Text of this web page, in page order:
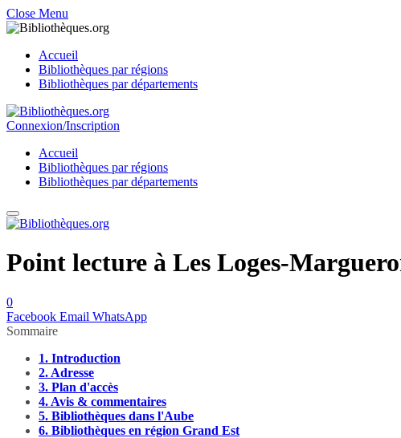
Close Menu
Accueil
Bibliothèques par régions
Bibliothèques par départements
Connexion/Inscription
Accueil
Bibliothèques par régions
Bibliothèques par départements
Point lecture à Les Loges-
0
Facebook Email WhatsApp
Sommaire
1. Introduction
2. Adresse
3. Plan d'accès
4. Avis & commentaires
5. Bibliothèques dans l'Aube
6. Bibliothèques en région Grand Est